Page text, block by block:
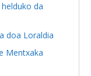
da
doa Loraldia
Mentxaka